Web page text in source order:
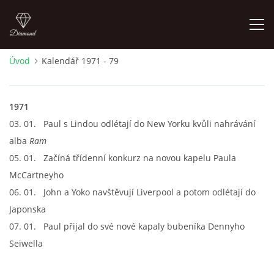
ÚVOD
HISTORIE - SERŽANT PEPŘ
Úvod Kalendář 1971 - 79
1971
03. 01. Paul s Lindou odlétají do New Yorku kvůli nahrávání
alba Ram
05. 01. Začíná třídenní konkurz na novou kapelu Paula
McCartneyho
06. 01. John a Yoko navštěvují Liverpool a potom odlétají do
Japonska
07. 01. Paul přijal do své nové kapaly bubeníka Dennyho
Seiwella